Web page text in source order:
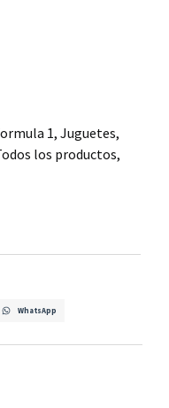
1, Juguetes,
los productos,
WhatsApp